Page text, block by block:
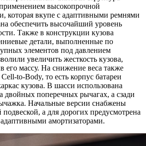
высокопрочной
которая вкупе с адаптивными ремнями
обеспечить высочайший уровень
Также в конструкции кузова
детали, выполненные по
элементов под давлением
увеличить жесткость кузова,
его массу. На снижение веса также
to-Body, то есть корпус батареи
кузова. В шасси использована
двойных поперечных рычагах, а сзади
Начальные версии снабжены
а для дорогих предусмотрена
амортизаторами.